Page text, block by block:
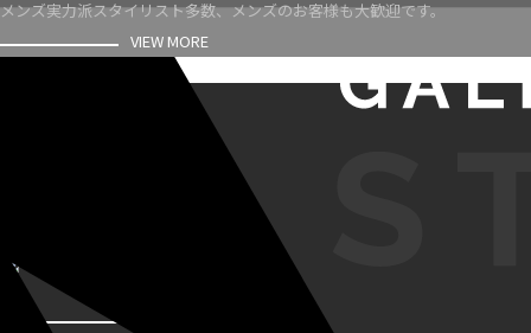
メンズ実力派スタイリスト多数、メンズのお客様も大歓迎です。
VIEW MORE